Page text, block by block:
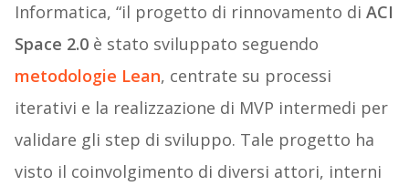
Informatica, “il progetto di rinnovamento di ACI
Space 2.0è stato sviluppato seguendo
metodologie Lean, centrate su processi
iterativi e la realizzazione di MVP intermedi per
validare gli step di sviluppo. Tale progetto ha
visto il coinvolgimento di diversi attori, interni